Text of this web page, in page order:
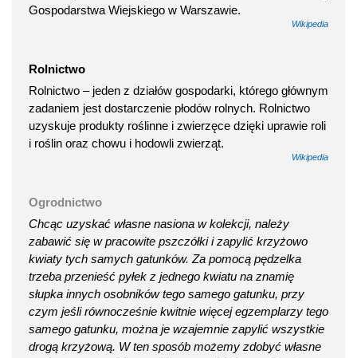
Gospodarstwa Wiejskiego w Warszawie.
Wikipedia
Rolnictwo
Rolnictwo – jeden z działów gospodarki, którego głównym
zadaniem jest dostarczenie płodów rolnych. Rolnictwo
uzyskuje produkty roślinne i zwierzęce dzięki uprawie roli
i roślin oraz chowu i hodowli zwierząt.
Wikipedia
Ogrodnictwo
Chcąc uzyskać własne nasiona w kolekcji, należy
zabawić się w pracowite pszczółki i zapylić krzyżowo
kwiaty tych samych gatunków. Za pomocą pędzelka
trzeba przenieść pyłek z jednego kwiatu na znamię
słupka innych osobników tego samego gatunku, przy
czym jeśli równocześnie kwitnie więcej egzemplarzy tego
samego gatunku, można je wzajemnie zapylić wszystkie
drogą krzyżową. W ten sposób możemy zdobyć własne